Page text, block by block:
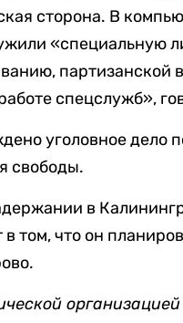
сторона. В
«специальную
партизанской
спецслужб»,
уголовное дело
свободы.
в
том, что он